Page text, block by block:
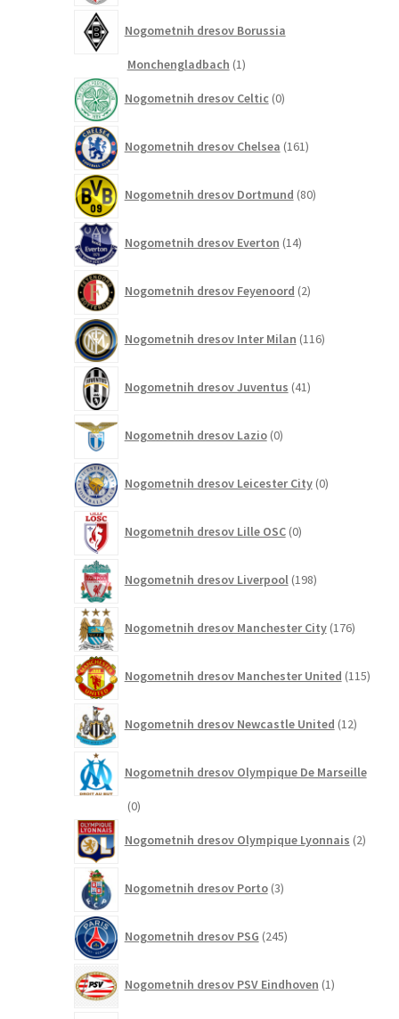
Nogometnih dresov Borussia
Monchengladbach 11
Nogometnih dresov Celtic 0izdelkov
Nogometnih dresov Chelsea 161izdelkov
Nogometnih dresov Dortmund 80izdelkov
Nogometnih dresov Everton 14izdelkov
Nogometnih dresov Feyenoord 2izdelka
Nogometnih dresov Inter Milan 116izdelkov
Nogometnih dresov Juventus 41izdelkov
Nogometnih dresov Lazio 0izdelkov
Nogometnih dresov Leicester City 0izdelkov
Nogometnih dresov Lille OSC 0izdelkov
Nogometnih dresov Liverpool 198izdelkov
Nogometnih dresov Manchester City 176izdelkov
Nogometnih dresov Manchester United 115
Nogometnih dresov Newcastle United 12izdelkov
Nogometnih dresov Olympique De Marseille
00
Nogometnih dresov Olympique Lyonnais 2izdelka
Nogometnih dresov Porto 3izdelki
Nogometnih dresov PSG 245izdelkov
Nogometnih dresov PSV Eindhoven 1izdelek